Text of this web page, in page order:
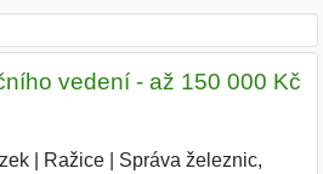
vedení - až 150 000 Kč
Ražice
Správa železnic,